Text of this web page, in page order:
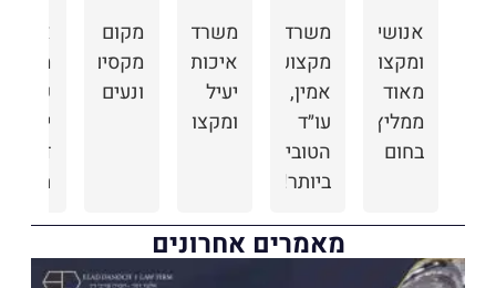
אנושיים
ומקצועיים
מאוד
ממליץ
בחום
משרד
מקצועי,
אמין,
עו״ד
הטובים
ביותר!
מאוד!
משרד
איכותי,
יעיל
ומקצועי!
מקום
מקסים
ונעים
שירות
יוצא
דופן
תודה
המסור
מאמרים אחרונים